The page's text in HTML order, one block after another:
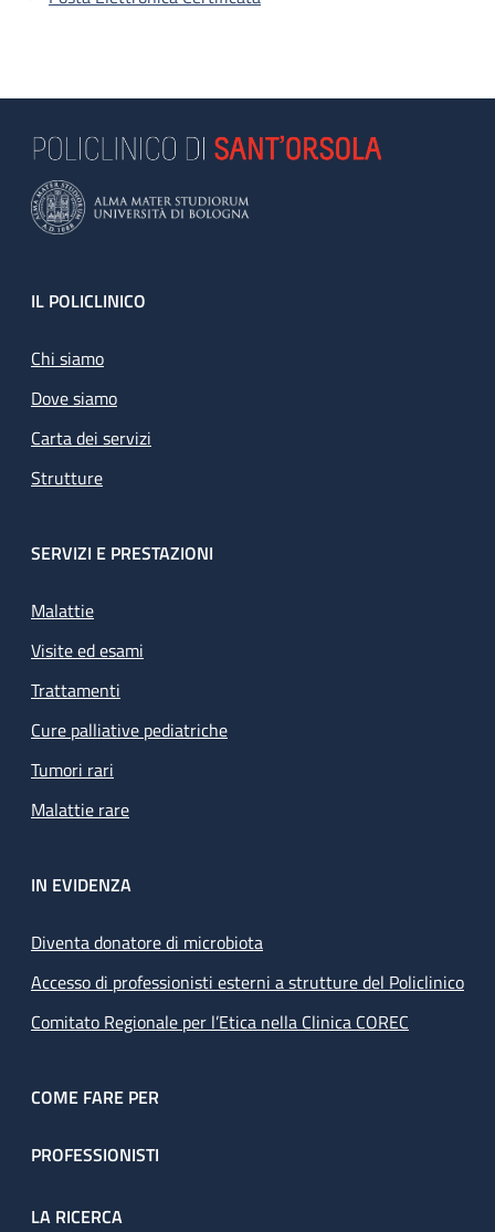
Footer
IL POLICLINICO
Chi siamo
Dove siamo
Carta dei servizi
Strutture
SERVIZI E PRESTAZIONI
Malattie
Visite ed esami
Trattamenti
Cure palliative pediatriche
Tumori rari
Malattie rare
IN EVIDENZA
Diventa donatore di microbiota
Accesso di professionisti esterni a strutture del Policlinico
Comitato Regionale per l’Etica nella Clinica COREC
COME FARE PER
PROFESSIONISTI
LA RICERCA